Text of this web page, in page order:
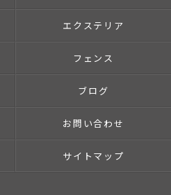
エクステリア
フェンス
ブログ
お問い合わせ
サイトマップ